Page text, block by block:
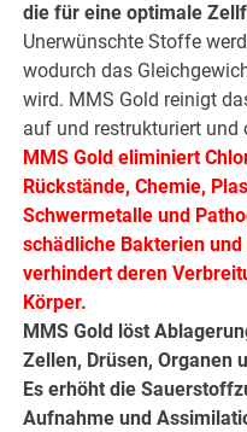
die für eine optimale
Unerwünschte Stoffe
wodurch das
wird. MMS Gold reinigt
auf und restrukturiert und
MMS Gold eliminiert
Rückstände, Chemie,
Schwermetalle und
schädliche Bakterien
verhindert deren
Körper.
MMS Gold löst
Zellen, Drüsen, Organen
Es erhöht die
Aufnahme und